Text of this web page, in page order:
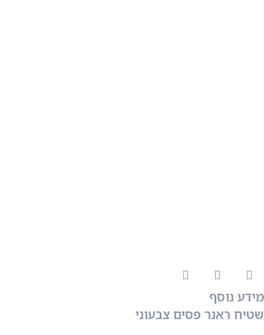
מידע נוסף
שטיח ראנר פסים צבעוני